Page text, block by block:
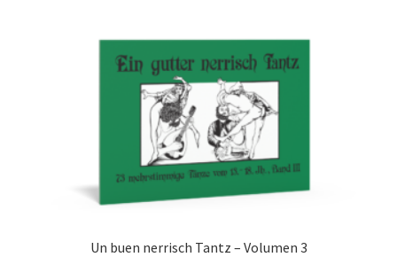
Un buen nerrisch Tantz – Volumen 3